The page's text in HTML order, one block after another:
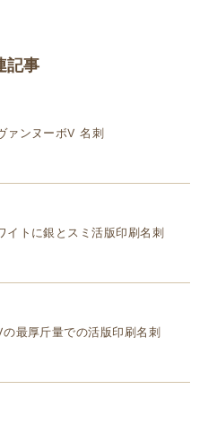
記事
ァンヌーボV 名刺
イトに銀とスミ活版印刷名刺
最厚斤量での活版印刷名刺